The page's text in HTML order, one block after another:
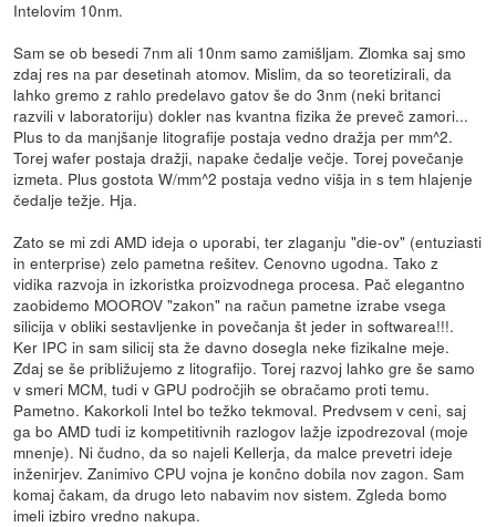
Intelovim 10nm.
Sam se ob besedi 7nm ali 10nm samo zamišljam. Zlomka saj smo
zdaj res na par desetinah atomov. Mislim, da so teoretizirali, da
lahko gremo z rahlo predelavo gatov še do 3nm (neki britanci
razvili v laboratoriju) dokler nas kvantna fizika že preveč zamori...
Plus to da manjšanje litografije postaja vedno dražja per mm^2.
Torej wafer postaja dražji, napake čedalje večje. Torej povečanje
izmeta. Plus gostota W/mm^2 postaja vedno višja in s tem hlajenje
čedalje težje. Hja.
Zato se mi zdi AMD ideja o uporabi, ter zlaganju "die-ov" (entuziasti
in enterprise) zelo pametna rešitev. Cenovno ugodna. Tako z
vidika razvoja in izkoristka proizvodnega procesa. Pač elegantno
zaobidemo MOOROV "zakon" na račun pametne izrabe vsega
silicija v obliki sestavljenke in povečanja št jeder in softwarea!!!.
Ker IPC in sam silicij sta že davno dosegla neke fizikalne meje.
Zdaj se še približujemo z litografijo. Torej razvoj lahko gre še samo
v smeri MCM, tudi v GPU področjih se obračamo proti temu.
Pametno. Kakorkoli Intel bo težko tekmoval. Predvsem v ceni, saj
ga bo AMD tudi iz kompetitivnih razlogov lažje izpodrezoval (moje
mnenje). Ni čudno, da so najeli Kellerja, da malce prevetri ideje
inženirjev. Zanimivo CPU vojna je končno dobila nov zagon. Sam
komaj čakam, da drugo leto nabavim nov sistem. Zgleda bomo
imeli izbiro vredno nakupa.